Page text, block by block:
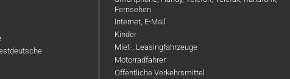
Fernsehen
Internet, E-Mail
Kinder
Miet-, Leasingfahrzeuge
Motorradfahrer
Öffentliche Verkehrsmittel